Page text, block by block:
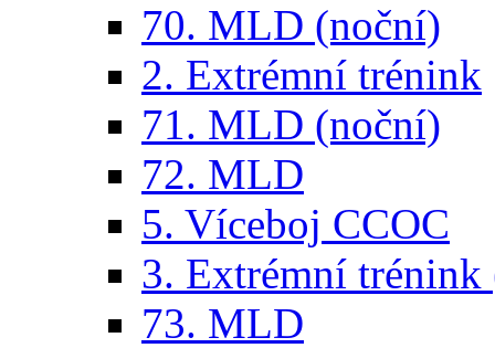
70. MLD (noční)
2. Extrémní trénink
71. MLD (noční)
72. MLD
5. Víceboj CCOC
3. Extrémní trénink
73. MLD